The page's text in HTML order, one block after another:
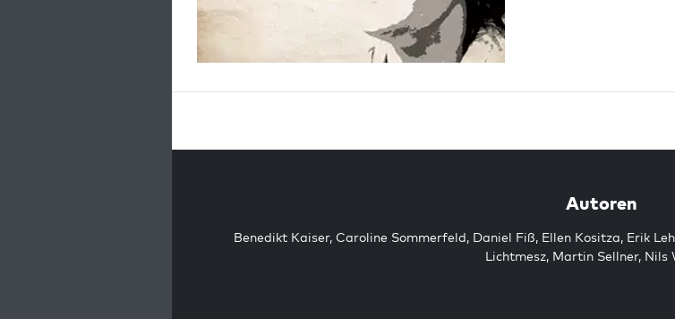
Autoren
Benedikt Kaiser, Caroline Sommerfeld, Daniel Fiß, Ellen Kositza, Erik
Lichtmesz, Martin Sellner, Nils